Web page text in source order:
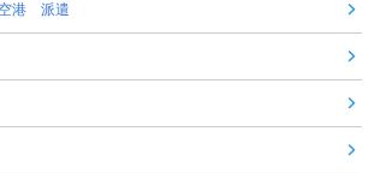
港 派遣